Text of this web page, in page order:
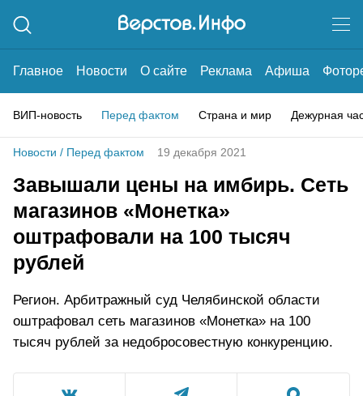
Главное Новости О сайте Реклама Афиша
ВИП-новость Перед фактом Страна и мир Дежурная
Новости / Перед фактом 19 декабря 2021
Завышали цены на имбирь. Сеть
магазинов «Монетка»
оштрафовали на 100 тысяч
рублей
Регион. Арбитражный суд Челябинской области
оштрафовал сеть магазинов «Монетка» на 100
тысяч рублей за недобросовестную конкуренцию.